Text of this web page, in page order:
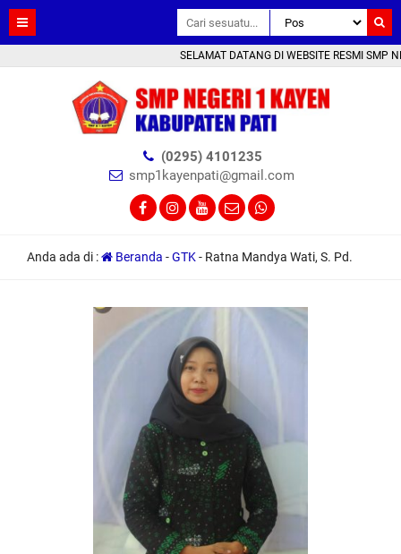
SELAMAT DATANG DI WEBSITE RESMI SMP
(0295) 4101235
smp1kayenpati@gmail.com
Anda ada di : Beranda -GTK- Ratna Mandya Wati, S. Pd.